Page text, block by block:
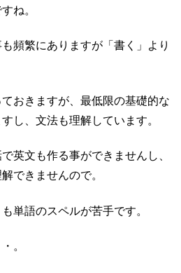
ね。
頻繁にありますが「書く」より
おきますが、最低限の基礎的な
し、文法も理解しています。
英文も作る事ができませんし、
できませんので。
単語のスペルが苦手です。
。